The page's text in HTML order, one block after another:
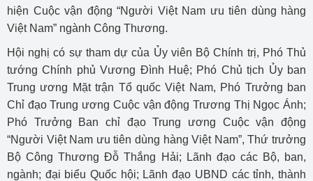
hiện Cuộc vận động “Người Việt Nam ưu tiên dùng hàng
Việt Nam” ngành Công Thương.
Hội nghị có sự tham dự của Ủy viên Bộ Chính trị, Phó Thủ
tướng Chính phủ Vương Đình Huệ; Phó Chủ tịch Ủy ban
Trung ương Mặt trận Tổ quốc Việt Nam, Phó Trưởng ban
Chỉ đạo Trung ương Cuộc vận động Trương Thị Ngọc Ánh;
Phó Trưởng Ban chỉ đạo Trung ương Cuộc vận động
“Người Việt Nam ưu tiên dùng hàng Việt Nam”, Thứ trưởng
Bộ Công Thương Đỗ Thắng Hải; Lãnh đạo các Bộ, ban,
ngành; đại biểu Quốc hội; Lãnh đạo UBND các tỉnh, thành